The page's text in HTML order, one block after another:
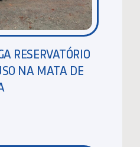
RESERVATÓRIO
NA MATA DE